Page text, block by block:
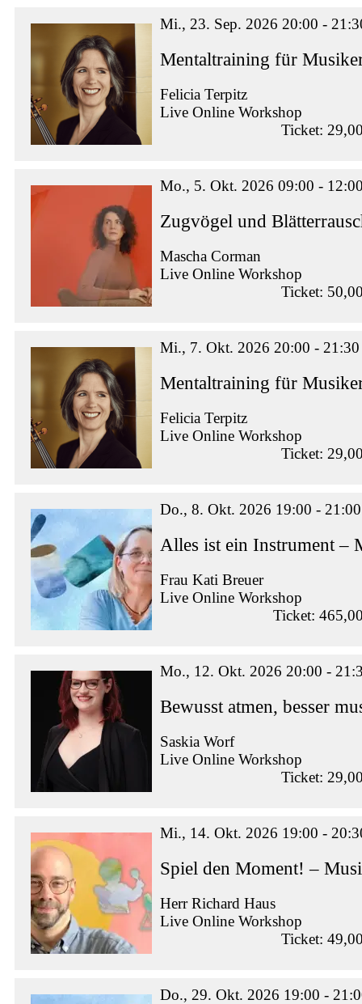
Mi., 23. Sep. 2026 20:00 -
Mentaltraining für
Felicia Terpitz
Live Online Workshop
Ticket:
Mo., 5. Okt. 2026 09:00 -
Zugvögel und
Mascha Corman
Live Online Workshop
Ticket:
Mi., 7. Okt. 2026 20:00 - 21:30
Mentaltraining für
Felicia Terpitz
Live Online Workshop
Ticket:
Do., 8. Okt. 2026 19:00 - 21:00
Alles ist ein Instrument –
Frau Kati Breuer
Live Online Workshop
Ticket:
Mo., 12. Okt. 2026 20:00 -
Bewusst atmen, besser
Saskia Worf
Live Online Workshop
Ticket:
Mi., 14. Okt. 2026 19:00 -
Spiel den Moment! –
Herr Richard Haus
Live Online Workshop
Ticket:
Do., 29. Okt. 2026 19:00 -